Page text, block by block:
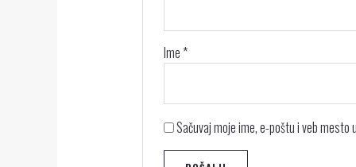
Ime *
Sačuvaj moje ime, e-poštu i veb